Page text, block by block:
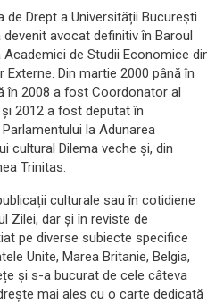
Drept a Universității București.
avocat definitiv în Baroul
de Studii Economice
Din martie 2000 până în
în 2008 a fost Coordonator al
2012 a fost deputat în
la Adunarea
cultural Dilema veche și, din
Trinitas.
culturale sau în cotidiene
Zilei, dar și în reviste de
pe diverse subiecte specifice
Unite, Marea Britanie, Belgia,
și s-a bucurat de cele câteva
mai ales cu o carte dedicată